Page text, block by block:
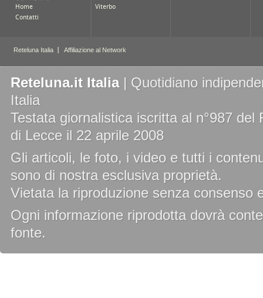
Reteluna.it Italia| Quotidiano
Italia
Testata giornalistica iscritta al n°987
di Lecce il 22 aprile 2008
Gli articoli, le foto, i video e tutti i
sono di nostra esclusiva proprietà.
Vietata la riproduzione senza consenso
Ogni informazione riprodotta dovrà
fonte.